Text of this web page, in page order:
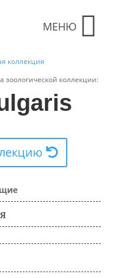
МЕНЮ
коллекция
зоологической коллекции: